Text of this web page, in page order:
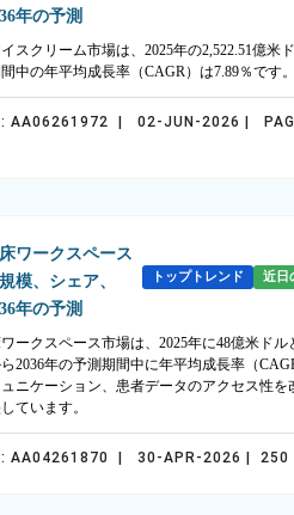
年の予測
スクリーム市場は、2025年の2,522.51億米
中の年平均成長率（CAGR）は7.89％です。
AA06261972 | 02-JUN-2026 |
ワークスペース
模、シェア、
年の予測
トップトレンド 近日
ークスペース市場は、2025年に48億米ド
2036年の予測期間中に年平均成長率（
ニケーション、患者データのアクセス性
ています。
AA04261870 | 30-APR-2026 | 250